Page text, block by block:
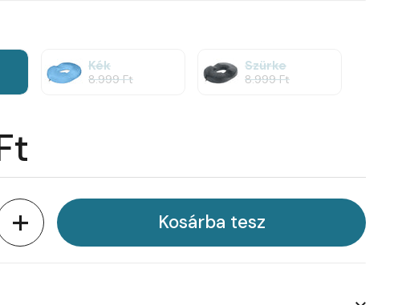
Kék
8.999 Ft
Szürke
8.999 Ft
Kosárba tesz